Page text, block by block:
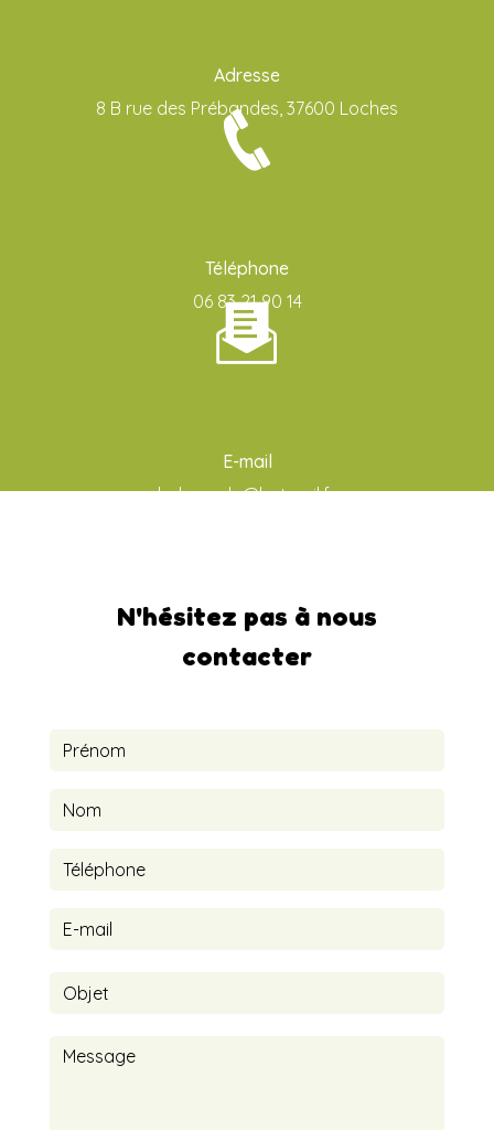
Adresse
8 B rue des Prébandes, 37600 Loches
Téléphone
06 83 21 90 14
E-mail
ludo-aude@hotmail.fr
N'hésitez pas à nous
contacter